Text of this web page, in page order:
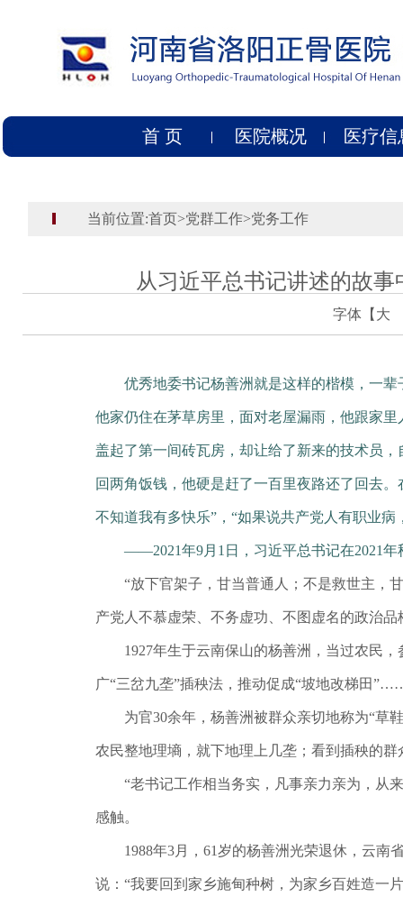
首 页 医院概况 医疗信
当前位置:首页>党群工作>党务工作
从习近平总书记讲述的故
字体【 大
优秀地委书记杨善洲就是这样的楷模，一辈
他家仍住在茅草房里，面对老屋漏雨，他跟家
盖起了第一间砖瓦房，却让给了新来的技术员
回两角饭钱，他硬是赶了一百里夜路还了回去
不知道我有多快乐”，“如果说共产党人有职业病
——2021年9月1日，习近平总书记在2021年
“放下官架子，甘当普通人；不是救世主，甘
产党人不慕虚荣、不务虚功、不图虚名的政治品
1927年生于云南保山的杨善洲，当过农民，
广“三岔九垄”插秧法，推动促成“坡地改梯田
为官30余年，杨善洲被群众亲切地称为“草鞋
农民整地理墒，就下地理上几垄；看到插秧的
“老书记工作相当务实，凡事亲力亲为，从来
感触。
1988年3月，61岁的杨善洲光荣退休，云南
说：“我要回到家乡施甸种树，为家乡百姓造一